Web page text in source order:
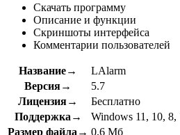
Скачать программу
Описание и функции
Скриншоты интерфейса
Комментарии пользователей
Название→
LAlarm
Версия→
5.7
Лицензия→
Бесплатно
Поддержка→
Windows 11, 10,
Размер файла→ 0.6 Мб